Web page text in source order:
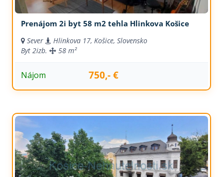
Prenájom 2i byt 58 m2 tehla Hlinkova Košice
Sever
Hlinkova 17, Košice, Slovensko
Byt 2izb. 58 m²
Nájom 750,- €